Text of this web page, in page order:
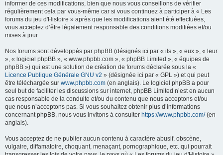
informer de ces modifications, bien que nous vous conseillons de vérifier
régulièrement cela par vous-même car si vous continuez à participer à « Les
forums du jeu d'Histoire » après que les modifications aient été effectuées,
vous acceptez d’être légalement responsable des conditions modifiées et/ou
mises à jour.
Nos forums sont développés par phpBB (désignés ici par « ils », « eux », « leur
», « logiciel phpBB », « www.phpbb.com », « phpBB Limited », « équipes de
phpBB ») qui est une solution de création de forums déclarée sous la «
Licence Publique Générale GNU v2 » (désignée ici par « GPL ») et qui peut
être téléchargée sur www.phpbb.com (en anglais). Le logiciel phpBB a pour
seul but de faciliter les discussions sur internet, phpBB Limited n’est en aucun
cas responsable de la conduite et/ou du contenu que nous acceptons et/ou
que nous n’acceptons pas. Si vous souhaitez obtenir plus d’informations
concernant phpBB, nous vous invitons à consulter https://www.phpbb.com/(en
anglais).
Vous acceptez de ne publier aucun contenu à caractère abusif, obscène,
vulgaire, diffamatoire, choquant, menaçant, pornographique, etc. qui pourrait